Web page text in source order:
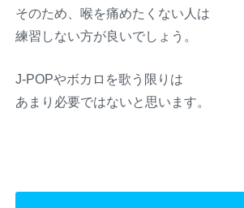
そのため、喉を痛めたくない人は
練習しない方が良いでしょう。
J-POPやボカロを歌う限りは
あまり必要ではないと思います。